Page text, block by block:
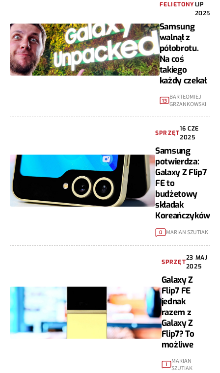
FELIETONYLIP
2025
Samsung
walnął z
półobrotu.
Na coś
takiego
każdy czekał
13 BARTŁOMIEJ
GRZANKOWSKI
SPRZĘT
16 CZE
2025
Samsung
potwierdza:
Galaxy Z Flip7
FE to
budżetowy
składak
Koreańczyków
0 MARIAN SZUTIAK
SPRZĘT
23 MAJ
2025
Galaxy Z
Flip7 FE
jednak
razem z
Galaxy Z
Flip7? To
możliwe
1
MARIAN
SZUTIAK